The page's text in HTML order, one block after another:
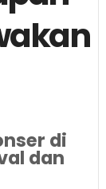
di
dan